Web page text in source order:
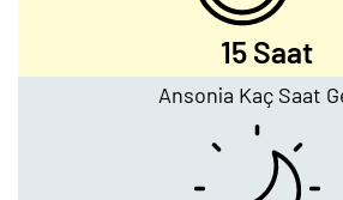
15 Saat
Ansonia Kaç Saat